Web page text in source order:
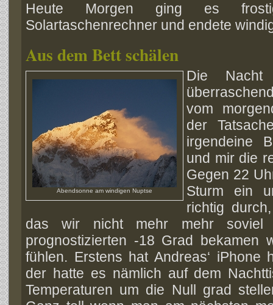
Heute Morgen ging es
Solartaschenrechner und endete
Aus dem Bett schälen
Die
Abendsonne am windigen Nuptse
vom
der
irgendeine
und mir die
Gegen 22
Sturm ein
richtig
das wir nicht mehr mehr soviel
prognostizierten -18 Grad bekamen
fühlen. Erstens hat Andreas‘ iPhone
der hatte es nämlich auf dem
Temperaturen um die Null grad